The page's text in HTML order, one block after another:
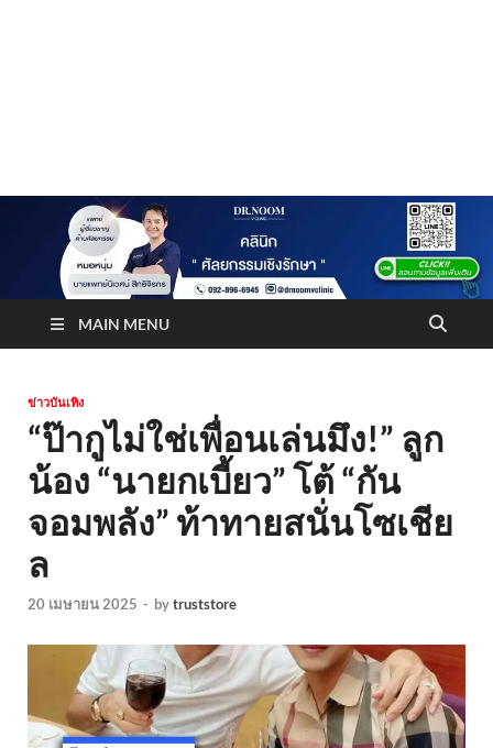
Truststoreonline
MAIN MENU
ข่าวบันเทิง
“ป๊ากูไม่ใช่เพื่อนเล่นมึง!” ลูก
น้อง “นายกเบี้ยว” โต้ “กัน
จอมพลัง” ท้าทายสนั่นโซเชีย
ล
20 เมษายน 2025 - bytruststore